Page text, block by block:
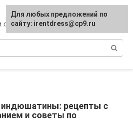
опыт
рецепты с
и советы по
Для любых предложений по
сайту: irentdress@cp9.ru